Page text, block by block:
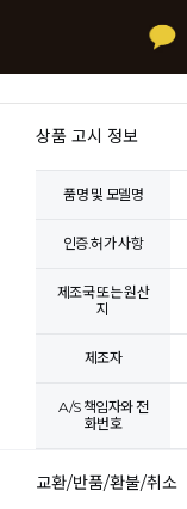
상품 고시 정보
품명 및 모델명
인증.허가 사항
제조국 또는 원산
지
제조자
A/S 책임자와 전
화번호
교환/반품/환불/취소